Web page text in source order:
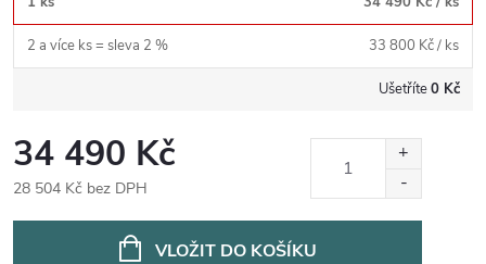
2 a více ks = sleva 2 % 33 800 Kč/ ks
Ušetříte0 Kč
34 490 Kč
28 504 Kč bez DPH
VLOŽIT DO KOŠÍKU